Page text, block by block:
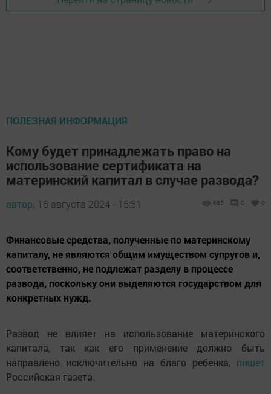
ПОЛЕЗНАЯ ИНФОРМАЦИЯ
Кому будет принадлежать право на
использование сертификата на
материнский капитал в случае развода?
автор, 16 августа 2024 - 15:51 685 0 0
Финансовые средства, полученные по материнскому
капиталу, не являются общим имуществом супругов и,
соответственно, не подлежат разделу в процессе
развода, поскольку они выделяются государством для
конкретных нужд.
Развод не влияет на использование материнского
капитала, так как его применение должно быть
направлено исключительно на благо ребенка, пишет
Российская газета.